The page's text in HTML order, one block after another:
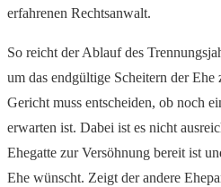
erfahrenen Rechtsanwalt.
So reicht der Ablauf des
um das endgültige Scheitern der Ehe
Gericht muss entscheiden, ob noch
erwarten ist. Dabei ist es nicht
Ehegatte zur Versöhnung bereit ist
Ehe wünscht. Zeigt der andere